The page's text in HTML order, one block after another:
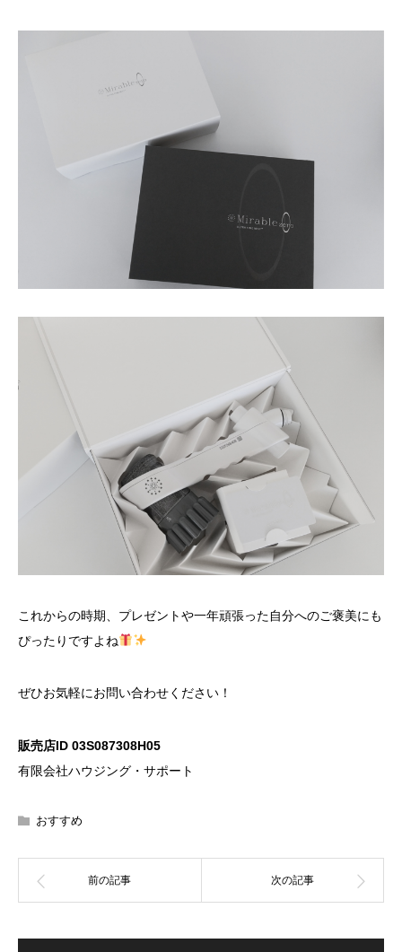
これからの時期、プレゼントや一年頑張った自分へのご褒美にも
ぴったりですよね
ぜひお気軽にお問い合わせください！
販売店ID 03S087308H05
有限会社ハウジング・サポート
おすすめ